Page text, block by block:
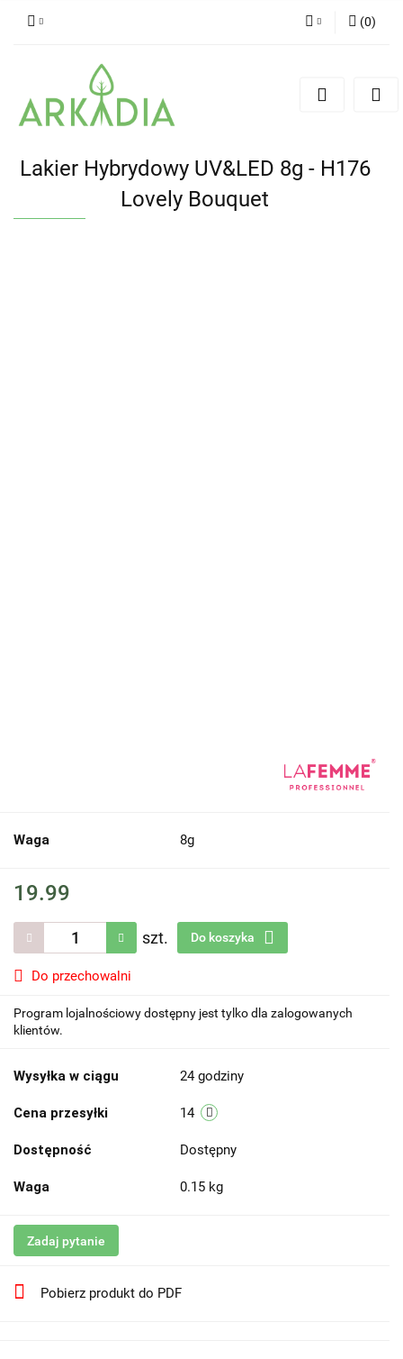
(0)
Lakier Hybrydowy UV&LED 8g - H176
Lovely Bouquet
Waga 8g
19.99
szt. Do koszyka
Do przechowalni
Program lojalnościowy dostępny jest tylko dla zalogowanych
klientów.
Wysyłka w ciągu 24 godziny
Cena przesyłki 14
Dostępność Dostępny
Waga 0.15 kg
Zadaj pytanie
Pobierz produkt do PDF